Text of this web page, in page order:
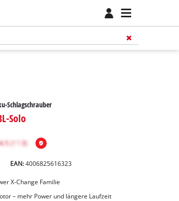
Schlagschrauber
Solo
EAN:4006825616323
X-Change Familie
– mehr Power und längere Laufzeit